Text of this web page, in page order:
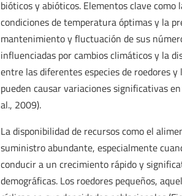
bióticos y abióticos. Elementos clave
condiciones de temperatura óptimas y la
mantenimiento y fluctuación de sus
influenciadas por cambios climáticos y la
entre las diferentes especies de roedores
pueden causar variaciones significativas
al., 2009).
La disponibilidad de recursos como el
suministro abundante, especialmente
conducir a un crecimiento rápido y
demográficas. Los roedores pequeños,